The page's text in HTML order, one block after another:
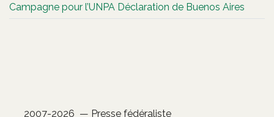
Campagne pour l’UNPA Déclaration de Buenos Aires
2007-2026 — Presse fédéraliste